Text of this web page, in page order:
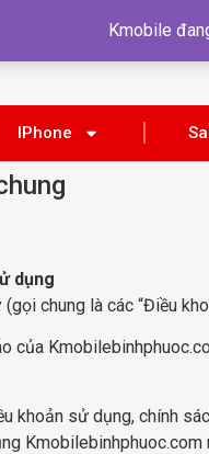
IPhone
dụng
chung là các “Điều
của
khoản sử dụng, chính
Kmobilebinhphuoc.com
Kmobile